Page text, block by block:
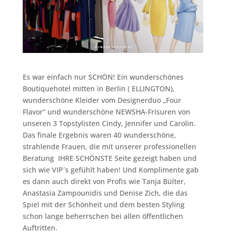
Es war einfach nur SCHÖN! Ein wunderschönes
Boutiquehotel mitten in Berlin ( ELLINGTON),
wunderschöne Kleider vom Designerduo „Four
Flavor“ und wunderschöne NEWSHA-Frisuren von
unseren 3 Topstylisten Cindy, Jennifer und Carolin.
Das finale Ergebnis waren 40 wunderschöne,
strahlende Frauen, die mit unserer professionellen
Beratung IHRE SCHÖNSTE Seite gezeigt haben und
sich wie VIP´s gefühlt haben! Und Komplimente gab
es dann auch direkt von Profis wie Tanja Bülter,
Anastasia Zampounidis und Denise Zich, die das
Spiel mit der Schönheit und dem besten Styling
schon lange beherrschen bei allen öffentlichen
Auftritten.